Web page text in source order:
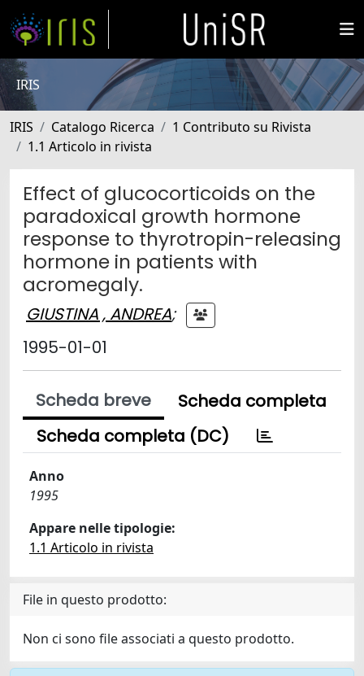
IRIS
IRIS Catalogo Ricerca
1 Contributo su Rivista
1.1 Articolo in rivista
Effect of glucocorticoids on the
paradoxical growth hormone
response to thyrotropin-releasing
hormone in patients with
acromegaly.
GIUSTINA , ANDREA;
1995-01-01
Scheda breve
Scheda completa
Scheda completa (DC)
Anno
1995
Appare nelle tipologie:
1.1 Articolo in rivista
File in questo prodotto:
Non ci sono file associati a questo prodotto.